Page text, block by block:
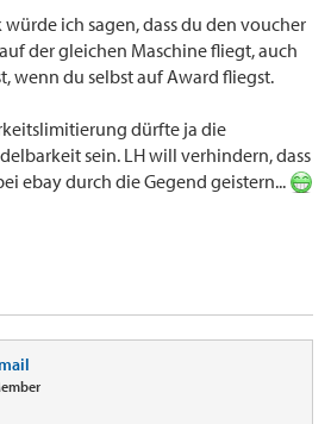
ich sagen, dass du den voucher
der gleichen Maschine fliegt, auch
wenn du selbst auf Award fliegst.
dürfte ja die
sein. LH will verhindern, dass
ebay durch die Gegend geistern...